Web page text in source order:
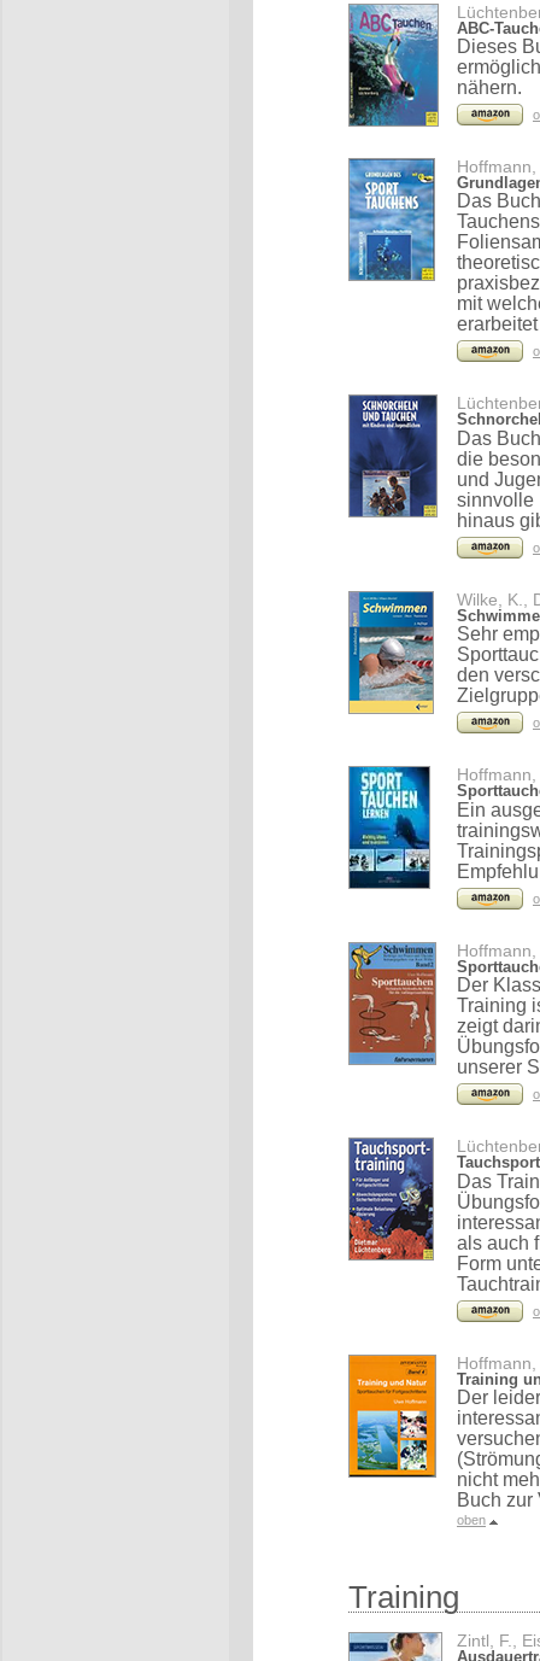
ABC-
Dieses
nähern.
Das
mit
Das
die
und
sinnvolle
hinaus
Wilke, K.,
Sehr
den
Ein
Der
Training
zeigt
unserer
Das
als auch
Form
Hoffmann,
Training
Der
nicht
Buch zur
oben
Training
Zintl, F.,